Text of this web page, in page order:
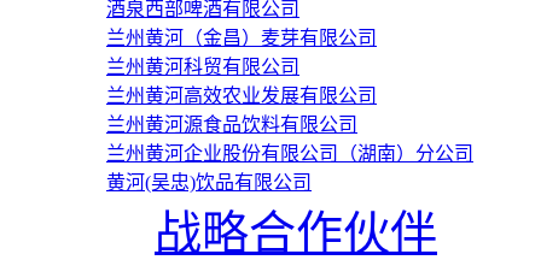
酒泉西部啤酒有限公司
兰州黄河（金昌）麦芽有限公司
兰州黄河科贸有限公司
兰州黄河高效农业发展有限公司
兰州黄河源食品饮料有限公司
兰州黄河企业股份有限公司（湖南）分公司
黄河(吴忠)饮品有限公司
战略合作伙伴